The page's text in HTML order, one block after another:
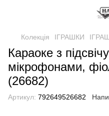
Колекція ІГРАШКИ
Караоке з
мікрофонами,
(26682)
Артикул: 792649526682